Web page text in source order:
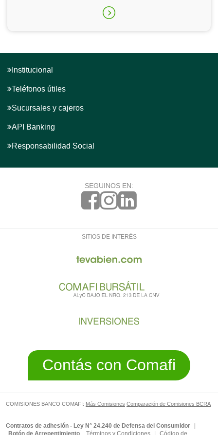
Institucional
Teléfonos útiles
Sucursales y cajeros
API Banking
Responsabilidad Social
SEGUINOS EN:
SITIOS DE INTERÉS
Contás con Comafi
COMISIONES BANCO COMAFI: Más Comisiones Comparación de Comisiones BCRA
Contratos de adhesión - Ley N° 24.240 de Defensa del Consumidor
|
Botón de Arrepentimiento
Términos y Condiciones | Código de